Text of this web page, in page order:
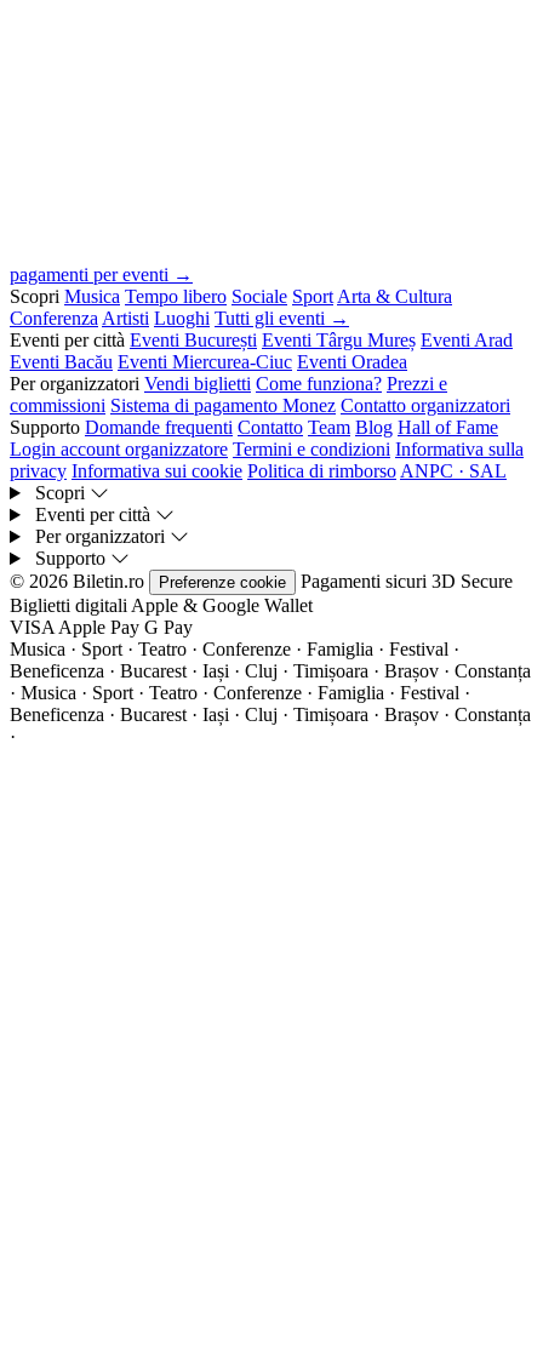
pagamenti per eventi →
Scopri Musica Tempo libero Sociale Sport Arta & Cultura
Conferenza Artisti Luoghi Tutti gli eventi →
Eventi per città Eventi București Eventi Târgu Mureș Eventi Arad
Eventi Bacău Eventi Miercurea-Ciuc Eventi Oradea
Per organizzatori Vendi biglietti Come funziona? Prezzi e
commissioni Sistema di pagamento Monez Contatto organizzatori
Supporto Domande frequenti Contatto Team Blog Hall of Fame
Login account organizzatore Termini e condizioni Informativa sulla
privacy Informativa sui cookie Politica di rimborso ANPC · SAL
Scopri
Eventi per città
Per organizzatori
Supporto
© 2026 Biletin.ro
Preferenze cookie Pagamenti sicuri 3D Secure
Biglietti digitali Apple & Google Wallet
VISA Apple Pay G Pay
Musica · Sport · Teatro · Conferenze · Famiglia · Festival ·
Beneficenza · Bucarest · Iași · Cluj · Timișoara · Brașov · Constanța
· Musica · Sport · Teatro · Conferenze · Famiglia · Festival ·
Beneficenza · Bucarest · Iași · Cluj · Timișoara · Brașov · Constanța
·